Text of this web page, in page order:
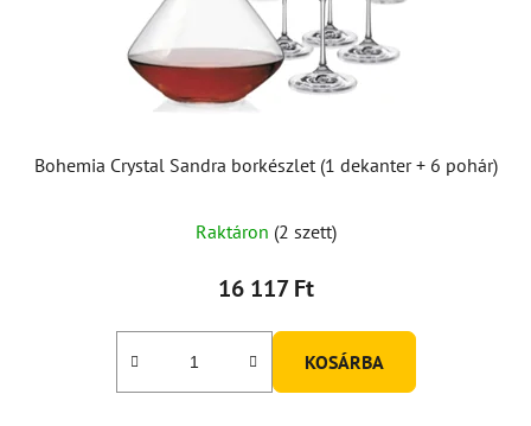
Bohemia Crystal Sandra borkészlet (1 dekanter + 6 pohár)
termék
átlagos
5-
Raktáron (2 szett)
16 117 Ft
KOSÁRBA